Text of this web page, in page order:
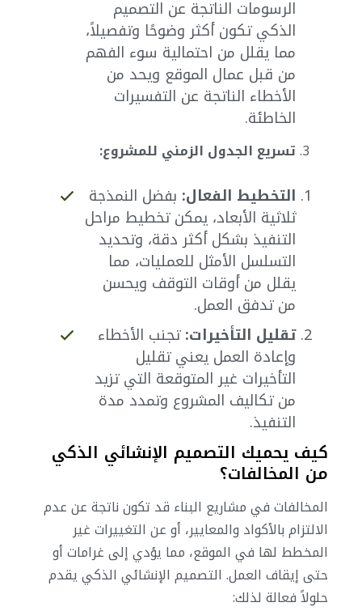
الرسومات الناتجة عن التصميم
الذكي تكون أكثر وضوحًا وتفصيلاً،
مما يقلل من احتمالية سوء الفهم
من قبل عمال الموقع ويحد من
الأخطاء الناتجة عن التفسيرات
الخاطئة.
تسريع الجدول الزمني للمشروع:
التخطيط الفعال: بفضل النمذجة
ثلاثية الأبعاد، يمكن تخطيط مراحل
التنفيذ بشكل أكثر دقة، وتحديد
التسلسل الأمثل للعمليات، مما
يقلل من أوقات التوقف ويحسن
من تدفق العمل.
تقليل التأخيرات:تجنب الأخطاء
وإعادة العمل يعني تقليل
التأخيرات غير المتوقعة التي تزيد
من تكاليف المشروع وتمدد مدة
التنفيذ.
كيف يحميك التصميم الإنشائي الذكي
من المخالفات؟
المخالفات في مشاريع البناء قد تكون ناتجة عن عدم
الالتزام بالأكواد والمعايير، أو عن التغييرات غير
المخطط لها في الموقع، مما يؤدي إلى غرامات أو
حتى إيقاف العمل. التصميم الإنشائي الذكي يقدم
حلولاً فعالة لذلك: